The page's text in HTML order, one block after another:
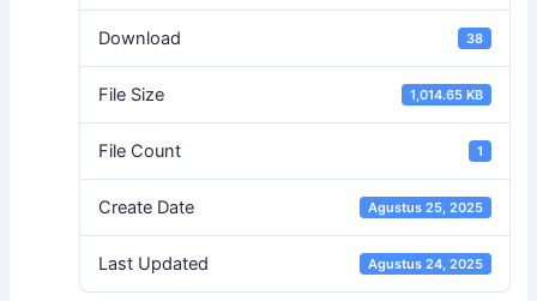
Download 38
File Size 1,014.65 KB
File Count 1
Create Date Agustus 25, 2025
Last Updated Agustus 24, 2025